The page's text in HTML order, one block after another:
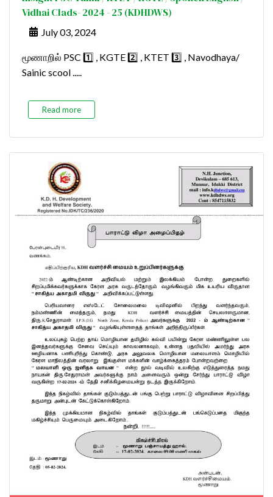
Vidhai Clads- 2024 - 25 (KDHDWS)
July 03, 2024
மூணாறில் PSC 1️⃣ , KGTE 2️⃣ , KTET 3️⃣ , Navodhaya/
Sainic scool .....
Read more